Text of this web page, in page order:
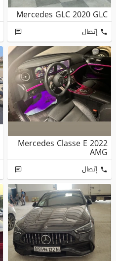
Mercedes GLC 2020 GLC
إتصال
Mercedes Classe E 2022
AMG
إتصال